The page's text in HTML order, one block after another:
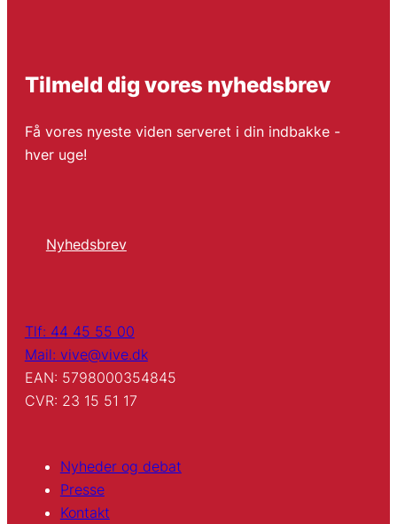
Tilmeld dig vores nyhedsbrev
Få vores nyeste viden serveret i din indbakke -
hver uge!
Nyhedsbrev
Tlf: 44 45 55 00
Mail: vive@vive.dk
EAN: 5798000354845
CVR: 23 15 51 17
Nyheder og debat
Presse
Kontakt